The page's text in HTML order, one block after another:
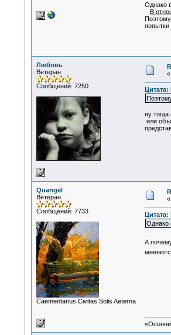
Однако
В
попытки
Любовь
Ветеран
Сообщений: 7250
«
ну
или
Quangel
Ветеран
Сообщений: 7733
Сaementarius Civitas Solis Aeterna
«
Однако
А